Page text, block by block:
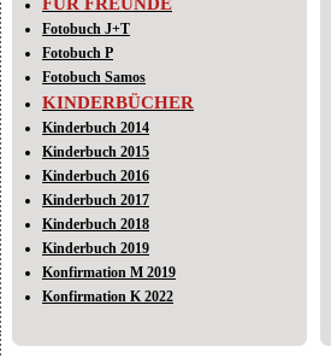
Fotobuch J+T
Fotobuch P
Fotobuch Samos
KINDERBÜCHER
Kinderbuch 2014
Kinderbuch 2015
Kinderbuch 2016
Kinderbuch 2017
Kinderbuch 2018
Kinderbuch 2019
Konfirmation M 2019
Konfirmation K 2022